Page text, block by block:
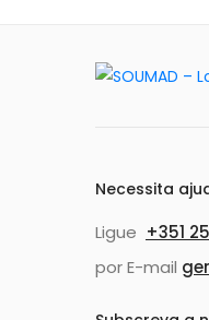
Necessita
Ligue +351
por E-mail